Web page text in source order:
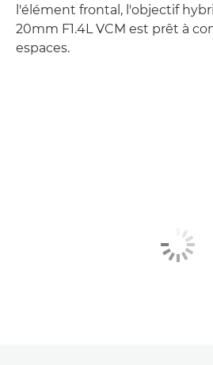
l'élément frontal, l'objectif
20mm F1.4L VCM est prêt à
espaces.